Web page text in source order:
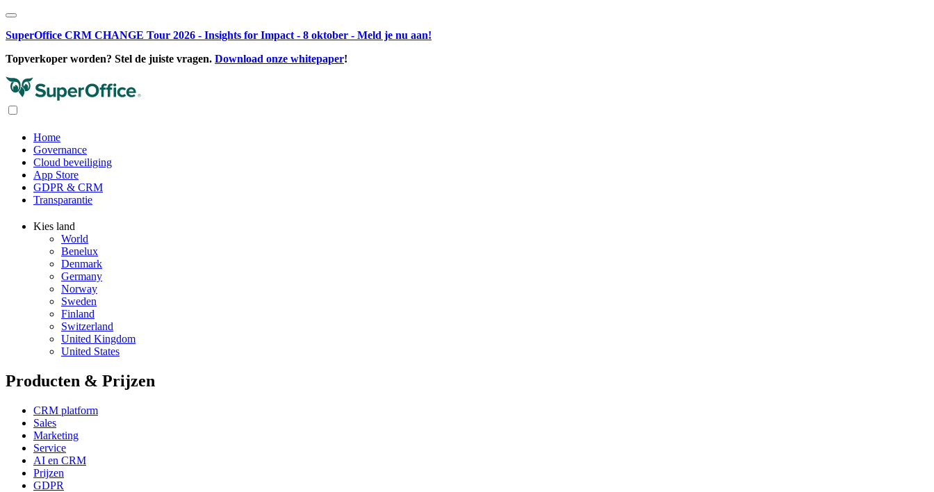
SuperOffice CRM CHANGE Tour 2026 - Insights for Impact - 8 oktober - Meld je nu aan!
Topverkoper worden? Stel de juiste vragen. Download onze whitepaper!
Home
Governance
Cloud beveiliging
App Store
GDPR & CRM
Transparantie
Kies land
World
Benelux
Denmark
Germany
Norway
Sweden
Finland
Switzerland
United Kingdom
United States
Producten & Prijzen
CRM platform
Sales
Marketing
Service
AI en CRM
Prijzen
GDPR